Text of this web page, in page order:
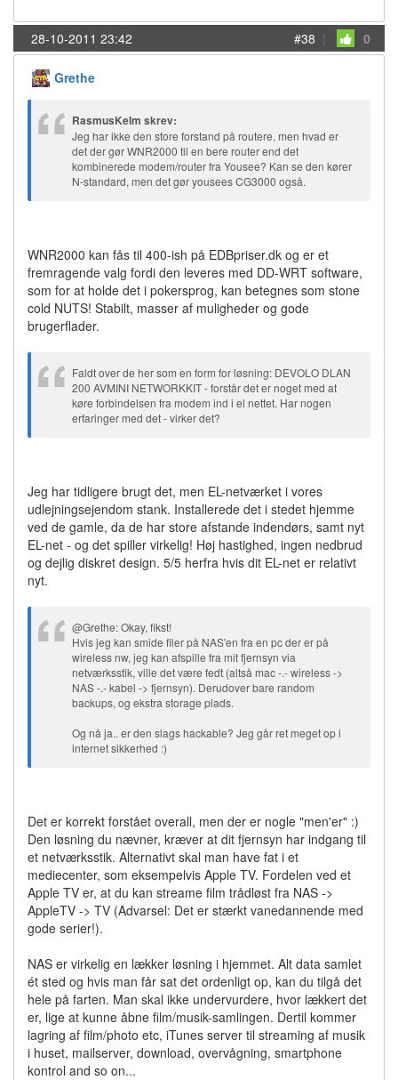
28-10-2011 23:42 #38 | 0
Grethe
RasmusKelm skrev:
Jeg har ikke den store forstand på routere, men hvad er
det der gør WNR2000 til en bere router end det
kombinerede modem/router fra Yousee? Kan se den kører
N-standard, men det gør yousees CG3000 også.
WNR2000 kan fås til 400-ish på EDBpriser.dk og er et
fremragende valg fordi den leveres med DD-WRT software,
som for at holde det i pokersprog, kan betegnes som stone
cold NUTS! Stabilt, masser af muligheder og gode
brugerflader.
Faldt over de her som en form for løsning: DEVOLO DLAN
200 AVMINI NETWORKKIT - forstår det er noget med at
køre forbindelsen fra modem ind i el nettet. Har nogen
erfaringer med det - virker det?
Jeg har tidligere brugt det, men EL-netværket i vores
udlejningsejendom stank. Installerede det i stedet hjemme
ved de gamle, da de har store afstande indendørs, samt nyt
EL-net - og det spiller virkelig! Høj hastighed, ingen nedbrud
og dejlig diskret design. 5/5 herfra hvis dit EL-net er relativt
nyt.
@Grethe: Okay, fikst!
Hvis jeg kan smide filer på NAS'en fra en pc der er på
wireless nw, jeg kan afspille fra mit fjernsyn via
netværksstik, ville det være fedt (altså mac -.- wireless ->
NAS -.- kabel -> fjernsyn). Derudover bare random
backups, og ekstra storage plads.
Og nå ja.. er den slags hackable? Jeg går ret meget op i
internet sikkerhed :)
Det er korrekt forstået overall, men der er nogle "men'er" :)
Den løsning du nævner, kræver at dit fjernsyn har indgang til
et netværksstik. Alternativt skal man have fat i et
mediecenter, som eksempelvis Apple TV. Fordelen ved et
Apple TV er, at du kan streame film trådløst fra NAS ->
AppleTV -> TV (Advarsel: Det er stærkt vanedannende med
gode serier!).
NAS er virkelig en lækker løsning i hjemmet. Alt data samlet
ét sted og hvis man får sat det ordenligt op, kan du tilgå det
hele på farten. Man skal ikke undervurdere, hvor lækkert det
er, lige at kunne åbne film/musik-samlingen. Dertil kommer
lagring af film/photo etc, iTunes server til streaming af musik
i huset, mailserver, download, overvågning, smartphone
kontrol and so on...